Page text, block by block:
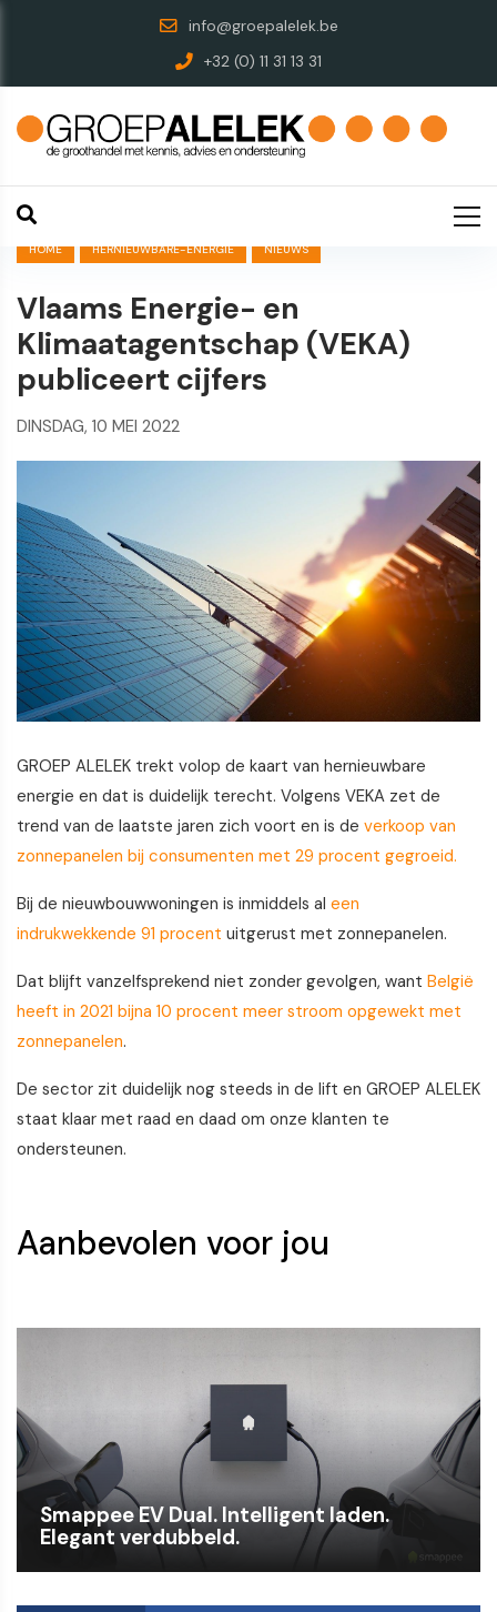
info@groepalelek.be
+32 (0) 11 31 13 31
HOME HERNIEUWBARE-ENERGIE NIEUWS
Vlaams Energie- en
Klimaatagentschap (VEKA)
publiceert cijfers
DINSDAG, 10 MEI 2022
GROEP ALELEK trekt volop de kaart van hernieuwbare
energie en dat is duidelijk terecht. Volgens VEKA zet de
trend van de laatste jaren zich voort en is de verkoop van
zonnepanelen bij consumenten met 29 procent gegroeid.
Bij de nieuwbouwwoningen is inmiddels al een
indrukwekkende 91 procent uitgerust met zonnepanelen.
Dat blijft vanzelfsprekend niet zonder gevolgen, want België
heeft in 2021 bijna 10 procent meer stroom opgewekt met
zonnepanelen.
De sector zit duidelijk nog steeds in de lift en GROEP ALELEK
staat klaar met raad en daad om onze klanten te
ondersteunen.
Aanbevolen voor jou
Smappee EV Dual. Intelligent laden.
Elegant verdubbeld.